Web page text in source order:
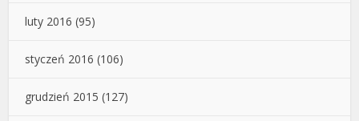
luty 2016 (95)
styczeń 2016 (106)
grudzień 2015 (127)